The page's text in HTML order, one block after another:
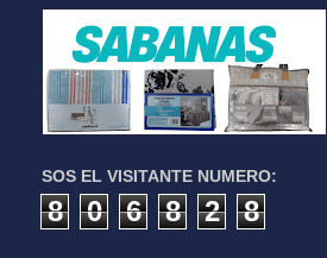
SOS EL VISITANTE NUMERO:
8 0 6 8 2 8